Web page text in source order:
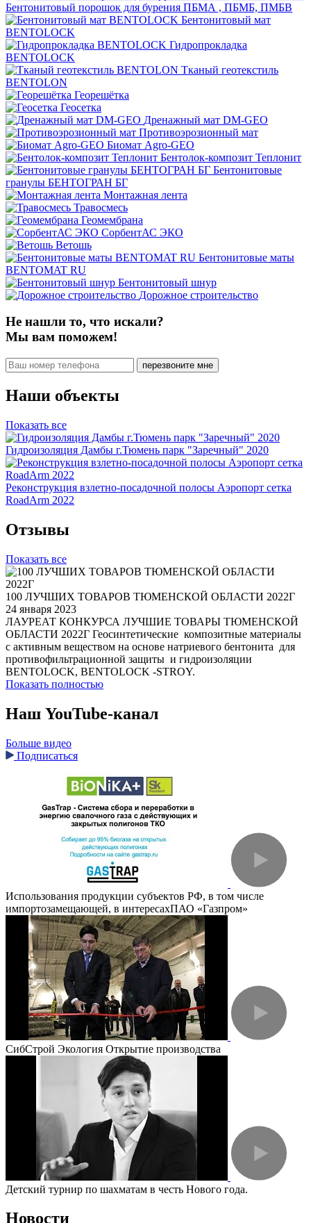
Бентонитовый порошок для бурения ПБМА , ПБМБ, ПМБВ
Бентонитовый мат
BENTOLOCK
Гидропрокладка
BENTOLOCK
Тканый геотекстиль
BENTOLON
Георешётка
Геосетка
Дренажный мат DM-GEO
Противоэрозионный мат
Биомат Agro-GEO
Бентолок-композит Теплонит
Бентонитовые
гранулы БЕНТОГРАН БГ
Монтажная лента
Травосмесь
Геомембрана
СорбентАС ЭКО
Ветошь
Бентонитовые маты
BENTOMAT RU
Бентонитовый шнур
Дорожное строительство
Не нашли то, что искали?
Мы вам поможем!
Наши объекты
Показать все
Гидроизоляция Дамбы г.Тюмень парк "Заречный" 2020
Реконструкция взлетно-посадочной полосы Аэропорт сетка
RoadArm 2022
Отзывы
Показать все
100 ЛУЧШИХ ТОВАРОВ ТЮМЕНСКОЙ ОБЛАСТИ 2022Г
24 января 2023
ЛАУРЕАТ КОНКУРСА ЛУЧШИЕ ТОВАРЫ ТЮМЕНСКОЙ
ОБЛАСТИ 2022Г Геосинтетические композитные материалы
с активным веществом на основе натриевого бентонита для
противофильтрационной защиты и гидроизоляции
BENTOLOCK, BENTOLOCK -STROY.
Показать полностью
Наш YouTube-канал
Больше видео
Подписаться
Использования продукции субъектов РФ, в том числе
импортозамещающей, в интересахПАО «Газпром»
СибСтрой Экология Открытие производства
Детский турнир по шахматам в честь Нового года.
Новости